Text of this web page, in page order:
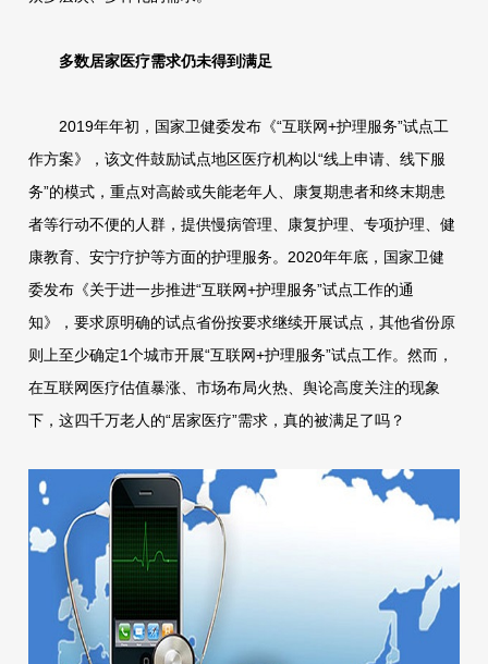
多数居家医疗需求仍未得到满足
2019年年初，国家卫健委发布《“互联网+护理服务”试点工
作方案》，该文件鼓励试点地区医疗机构以“线上申请、线下服
务”的模式，重点对高龄或失能老年人、康复期患者和终末期患
者等行动不便的人群，提供慢病管理、康复护理、专项护理、健
康教育、安宁疗护等方面的护理服务。2020年年底，国家卫健
委发布《关于进一步推进“互联网+护理服务”试点工作的通
知》，要求原明确的试点省份按要求继续开展试点，其他省份原
则上至少确定1个城市开展“互联网+护理服务”试点工作。然而，
在互联网医疗估值暴涨、市场布局火热、舆论高度关注的现象
下，这四千万老人的“居家医疗”需求，真的被满足了吗？